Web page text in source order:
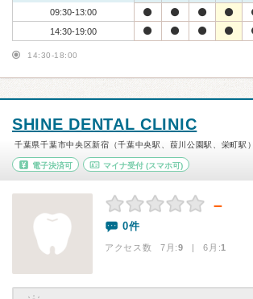
09:30-13:00
14:30-19:00
14:30-18:00
SHINE DENTAL CLINIC
千葉県千葉市中央区新宿（千葉中央駅、葭川公園駅、栄町駅）
電子決済可 マイナ受付(スマホ可)
－
0件
アクセス数 7月:9 | 6月:1